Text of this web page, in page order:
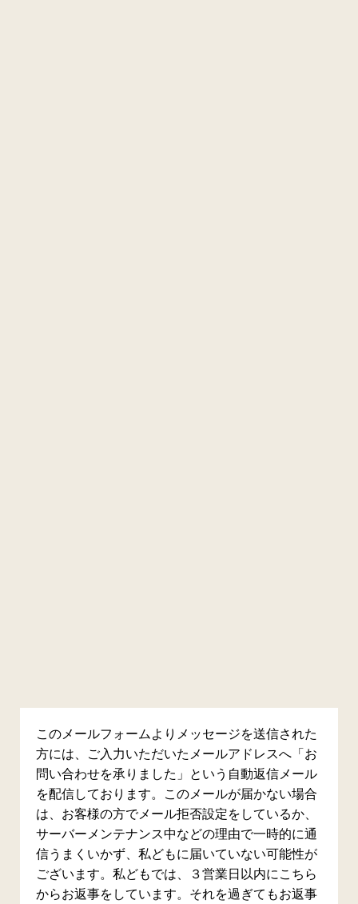
このメールフォームよりメッセージを送信された
方には、ご入力いただいたメールアドレスへ「お
問い合わせを承りました」という自動返信メール
を配信しております。このメールが届かない場合
は、お客様の方でメール拒否設定をしているか、
サーバーメンテナンス中などの理由で一時的に通
信うまくいかず、私どもに届いていない可能性が
ございます。私どもでは、３営業日以内にこちら
からお返事をしています。それを過ぎてもお返事